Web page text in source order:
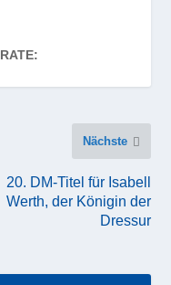
RATE:
Nächste
20. DM-Titel für Isabell
Werth, der Königin der
Dressur